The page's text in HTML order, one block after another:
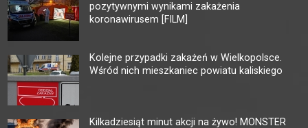
pozytywnymi wynikami zakażenia
koronawirusem [FILM]
Kolejne przypadki zakażeń w Wielkopolsce.
Wśród nich mieszkaniec powiatu kaliskiego
Kilkadziesiąt minut akcji na żywo! MONSTER